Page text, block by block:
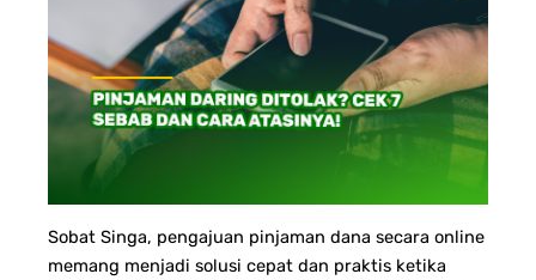
Sobat Singa, pengajuan pinjaman dana secara online
memang menjadi solusi cepat dan praktis ketika